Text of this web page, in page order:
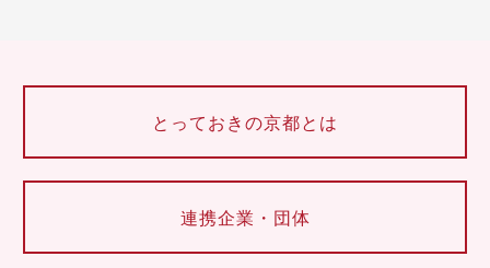
とっておきの京都とは
連携企業・団体